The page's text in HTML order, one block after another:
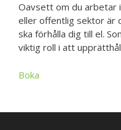
Oavsett om du arbetar
eller offentlig sektor är
ska förhålla dig till el.
viktig roll i att
Boka